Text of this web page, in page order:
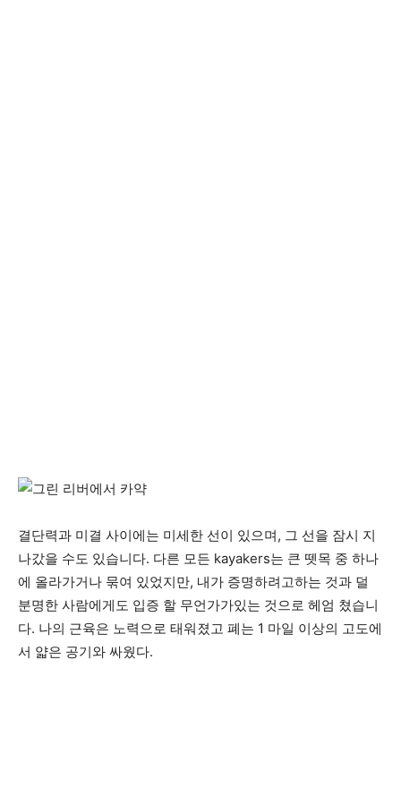
결단력과 미결 사이에는 미세한 선이 있으며, 그 선을 잠시 지
나갔을 수도 있습니다. 다른 모든 kayakers는 큰 뗏목 중 하나
에 올라가거나 묶여 있었지만, 내가 증명하려고하는 것과 덜
분명한 사람에게도 입증 할 무언가가있는 것으로 헤엄 쳤습니
다. 나의 근육은 노력으로 태워졌고 폐는 1 마일 이상의 고도에
서 얇은 공기와 싸웠다.